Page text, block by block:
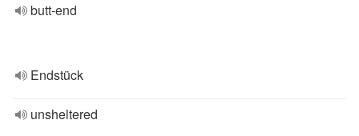
butt-end
Endstück
unsheltered